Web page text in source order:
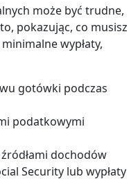
może być trudne,
pokazując, co musisz
wypłaty,
gotówki podczas
podatkowymi
dochodów
Security lub wypłaty